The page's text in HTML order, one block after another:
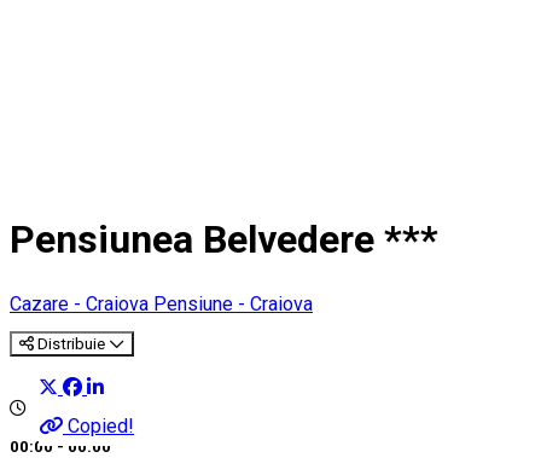
Pensiunea Belvedere ***
Cazare - Craiova Pensiune - Craiova
Distribuie
Copied!
00:00 - 00:00